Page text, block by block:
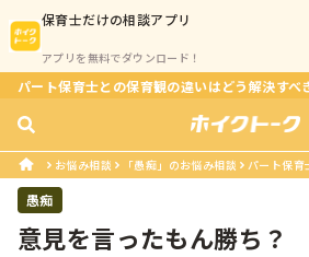
保育士だけの相談アプリ
アプリを無料でダウンロード！
パート保育士との保育観の違いはどう解決すべ
お悩み相談 「愚痴」のお悩み相談 パート保育
愚痴
意見を言ったもん勝ち？